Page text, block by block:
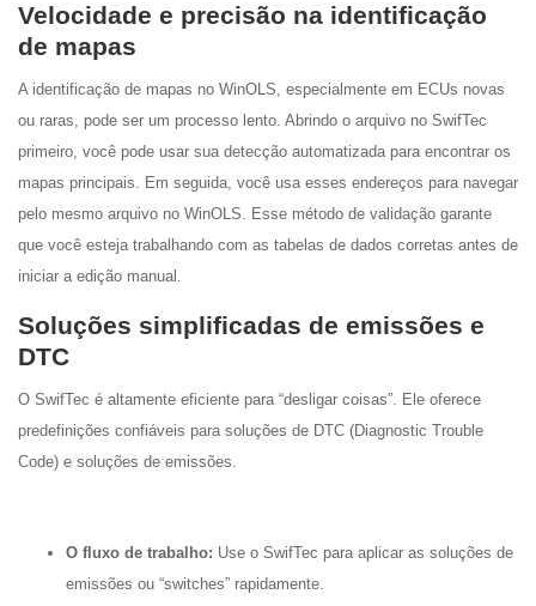
Velocidade e precisão na identificação
de mapas
A identificação de mapas no WinOLS, especialmente em ECUs novas
ou raras, pode ser um processo lento. Abrindo o arquivo no SwifTec
primeiro, você pode usar sua detecção automatizada para encontrar os
mapas principais. Em seguida, você usa esses endereços para navegar
pelo mesmo arquivo no WinOLS. Esse método de validação garante
que você esteja trabalhando com as tabelas de dados corretas antes de
iniciar a edição manual.
Soluções simplificadas de emissões e
DTC
O SwifTec é altamente eficiente para “desligar coisas”. Ele oferece
predefinições confiáveis para soluções de DTC (Diagnostic Trouble
Code) e soluções de emissões.
O fluxo de trabalho: Use o SwifTec para aplicar as soluções de
emissões ou “switches” rapidamente.